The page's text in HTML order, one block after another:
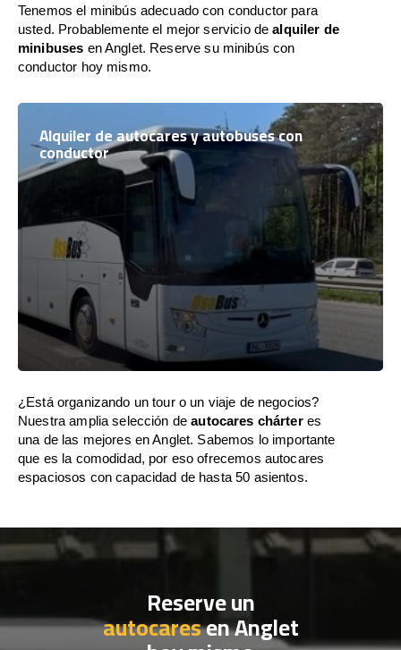
Tenemos el minibús adecuado con conductor para
usted. Probablemente el mejor servicio dealquiler de
minibuses en Anglet. Reserve su minibús con
conductor hoy mismo.
Alquiler de autocares y autobuses con
conductor
¿Está organizando un tour o un viaje de negocios?
Nuestra amplia selección deautocares chárteres
una de las mejores en Anglet. Sabemos lo importante
que es la comodidad, por eso ofrecemos autocares
espaciosos con capacidad de hasta 50 asientos.
Reserve un
autocaresen Anglet